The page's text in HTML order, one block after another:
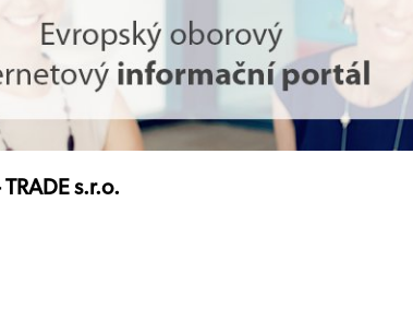
s.r.o.